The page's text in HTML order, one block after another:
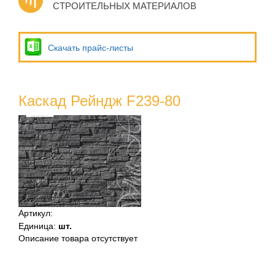
СТРОИТЕЛЬНЫХ МАТЕРИАЛОВ
Скачать прайс-листы
Каскад Рейндж F239-80
Артикул:
Единица: шт.
Описание товара отсутствует